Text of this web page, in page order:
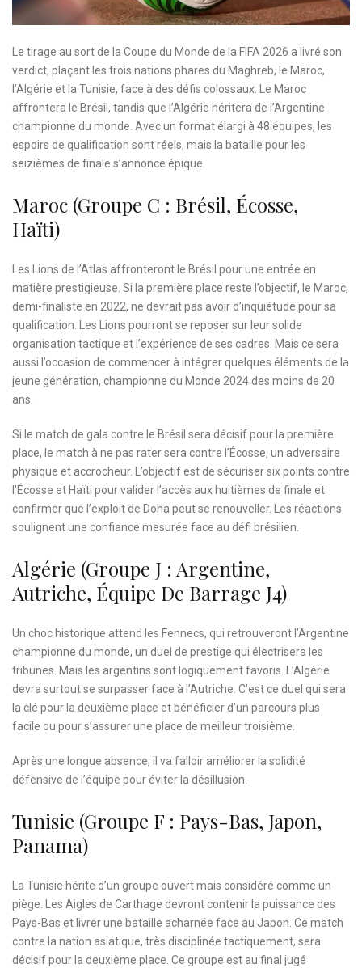
Le tirage au sort de la Coupe du Monde de la FIFA 2026 a livré son
verdict, plaçant les trois nations phares du Maghreb, le Maroc,
l’Algérie et la Tunisie, face à des défis colossaux. Le Maroc
affrontera le Brésil, tandis que l’Algérie héritera de l’Argentine
championne du monde. Avec un format élargi à 48 équipes, les
espoirs de qualification sont réels, mais la bataille pour les
seizièmes de finale s’annonce épique.
Maroc (Groupe C : Brésil, Écosse,
Haïti)
Les Lions de l’Atlas affronteront le Brésil pour une entrée en
matière prestigieuse. Si la première place reste l’objectif, le Maroc,
demi-finaliste en 2022, ne devrait pas avoir d’inquiétude pour sa
qualification. Les Lions pourront se reposer sur leur solide
organisation tactique et l’expérience de ses cadres. Mais ce sera
aussi l’occasion de commencer à intégrer quelques éléments de la
jeune génération, championne du Monde 2024 des moins de 20
ans.
Si le match de gala contre le Brésil sera décisif pour la première
place, le match à ne pas rater sera contre l’Écosse, un adversaire
physique et accrocheur. L’objectif est de sécuriser six points contre
l’Écosse et Haïti pour valider l’accès aux huitièmes de finale et
confirmer que l’exploit de Doha peut se renouveller. Les réactions
soulignent une confiance mesurée face au défi brésilien.
Algérie (Groupe J : Argentine,
Autriche, Équipe De Barrage J4)
Un choc historique attend les Fennecs, qui retrouveront l’Argentine
championne du monde, un duel de prestige qui électrisera les
tribunes. Mais les argentins sont logiquement favoris. L’Algérie
devra surtout se surpasser face à l’Autriche. C’est ce duel qui sera
la clé pour la deuxième place et bénéficier d’un parcours plus
facile ou pour s’assurer une place de meilleur troisième.
Après une longue absence, il va falloir améliorer la solidité
défensive de l’équipe pour éviter la désillusion.
Tunisie (Groupe F : Pays-Bas, Japon,
Panama)
La Tunisie hérite d’un groupe ouvert mais considéré comme un
piège. Les Aigles de Carthage devront contenir la puissance des
Pays-Bas et livrer une bataille acharnée face au Japon. Ce match
contre la nation asiatique, très disciplinée tactiquement, sera
décisif pour la deuxième place. Ce groupe est au final jugé